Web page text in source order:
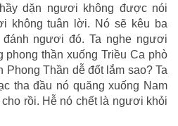
dặn ngươi không được nói
không tuân lời. Nó sẽ kêu ba
ngươi đó. Ta nghe ngươi
thần xuống Triều Ca phò
Thần dễ đốt lắm sao? Ta
tha đầu nó quăng xuống Nam
rồi. Hễ nó chết là ngươi khỏi